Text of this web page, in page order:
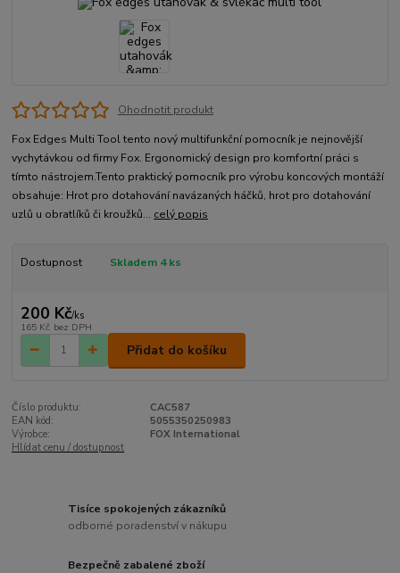
Ohodnotit produkt
Fox Edges Multi Tool tento nový multifunkční pomocník je nejnovější
vychytávkou od firmy Fox. Ergonomický design pro komfortní práci s
tímto nástrojem.Tento praktický pomocník pro výrobu koncových montáží
obsahuje: Hrot pro dotahování navázaných háčků, hrot pro dotahování
uzlů u obratlíků či kroužků... celý popis
Dostupnost Skladem 4 ks
200 Kč/ks
165 Kč bez DPH
Přidat do košíku
Číslo produktu:
CAC587
EAN kód:
5055350250983
Výrobce:
FOX International
Hlídat cenu / dostupnost
Tisíce spokojených zákazníků
odborné poradenství v nákupu
Bezpečně zabalené zboží